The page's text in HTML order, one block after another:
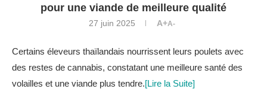
pour une viande de meilleure qualité
27 juin 2025 A+A-
Certains éleveurs thaïlandais nourrissent leurs poulets avec
des restes de cannabis, constatant une meilleure santé des
volailles et une viande plus tendre.[Lire la Suite]